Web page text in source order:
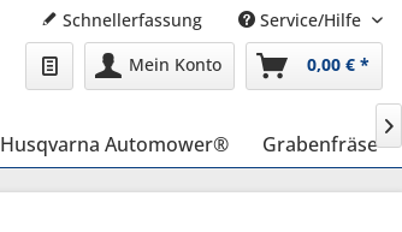
Schnellerfassung
Service/Hilfe
Mein Konto
0,00 € *
Husqvarna Automower® Grabenfräse
